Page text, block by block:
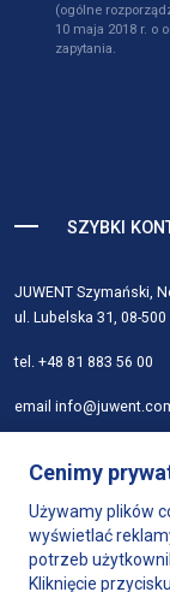
SZYBKI
JUWENT Szymański,
ul. Lubelska 31, 08-500
tel. +48 81 883 56 00
email
Firma
Produkty
Dobór urządzeń
Wsparcie
(ogólne
10 maja 2018 r. o
zapytania.
Cenimy
Używamy plików
wyświetlać
potrzeb
Kliknięcie